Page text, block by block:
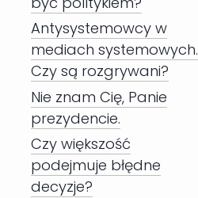
Antysystemowcy w
mediach systemowych.
Czy są rozgrywani?
Nie znam Cię, Panie
prezydencie.
Czy większość
podejmuje błędne
decyzje?